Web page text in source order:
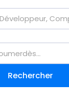
Rechercher